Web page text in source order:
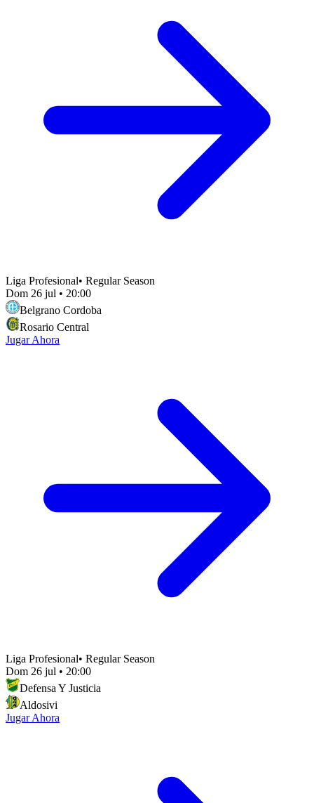
Liga Profesional• Regular Season
Dom 26 jul • 20:00
Belgrano Cordoba
Rosario Central
Jugar Ahora
Liga Profesional• Regular Season
Dom 26 jul • 20:00
Defensa Y Justicia
Aldosivi
Jugar Ahora